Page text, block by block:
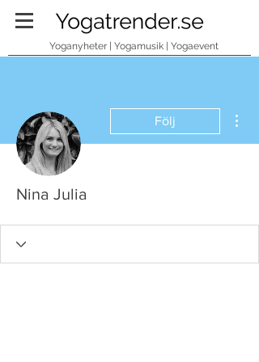
Yoganyheter | Yogamusik | Yogaevent
Följ
Nina Julia